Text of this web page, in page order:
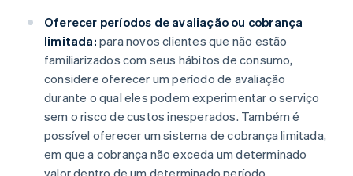
Oferecer períodos de avaliação ou cobrança
limitada: para novos clientes que não estão
familiarizados com seus hábitos de consumo,
considere oferecer um período de avaliação
durante o qual eles podem experimentar o serviço
sem o risco de custos inesperados. Também é
possível oferecer um sistema de cobrança limitada,
em que a cobrança não exceda um determinado